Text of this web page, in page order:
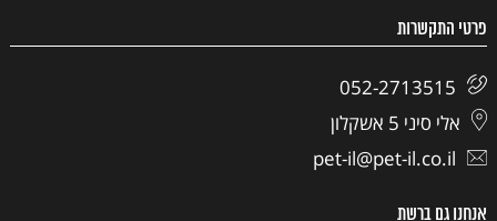
פרטי התקשרות
052-2713515
אלי סיני 5 אשקלון
pet-il@pet-il.co.il
אנחנו גם ברשת